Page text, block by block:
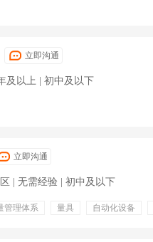
立即沟通
及以上 | 初中及以下
立即沟通
| 无需经验 | 初中及以下
管理体系 量具 自动化设备